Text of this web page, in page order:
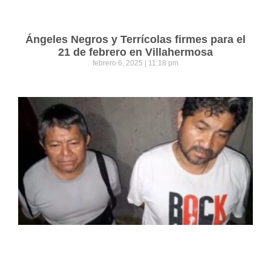
Ángeles Negros y Terrícolas firmes para el
21 de febrero en Villahermosa
febrero 6, 2025 11:18 pm